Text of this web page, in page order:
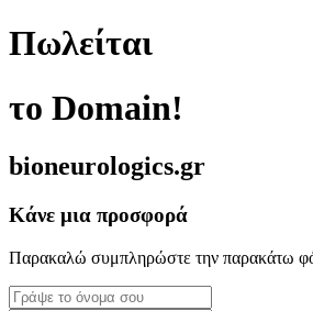
Πωλείται
το Domain!
bioneurologics.gr
Κάνε μια προσφορά
Παρακαλώ συμπληρώστε την παρακάτω